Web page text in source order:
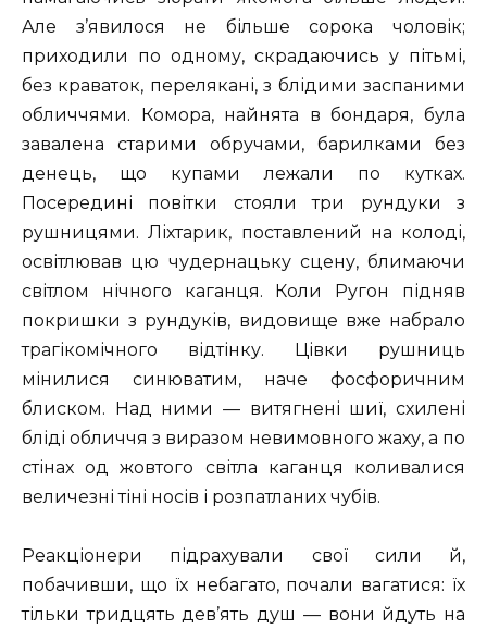
Але з’явилося не більше сорока чоловік;
приходили по одному, скрадаючись у пітьмі,
без краваток, перелякані, з блідими заспаними
обличчями. Комора, найнята в бондаря, була
завалена старими обручами, барилками без
денець, що купами лежали по кутках.
Посередині повітки стояли три рундуки з
рушницями. Ліхтарик, поставлений на колоді,
освітлював цю чудернацьку сцену, блимаючи
світлом нічного каганця. Коли Ругон підняв
покришки з рундуків, видовище вже набрало
трагікомічного відтінку. Цівки рушниць
мінилися синюватим, наче фосфоричним
блиском. Над ними — витягнені шиї, схилені
бліді обличчя з виразом невимовного жаху, а по
стінах од жовтого світла каганця коливалися
величезні тіні носів і розпатланих чубів.
Реакціонери підрахували свої сили й,
побачивши, що їх небагато, почали вагатися: їх
тільки тридцять дев’ять душ — вони йдуть на